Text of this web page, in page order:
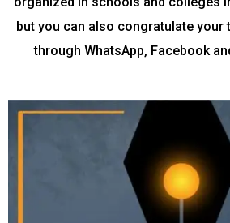
but you can also congratulate your
through WhatsApp, Facebook